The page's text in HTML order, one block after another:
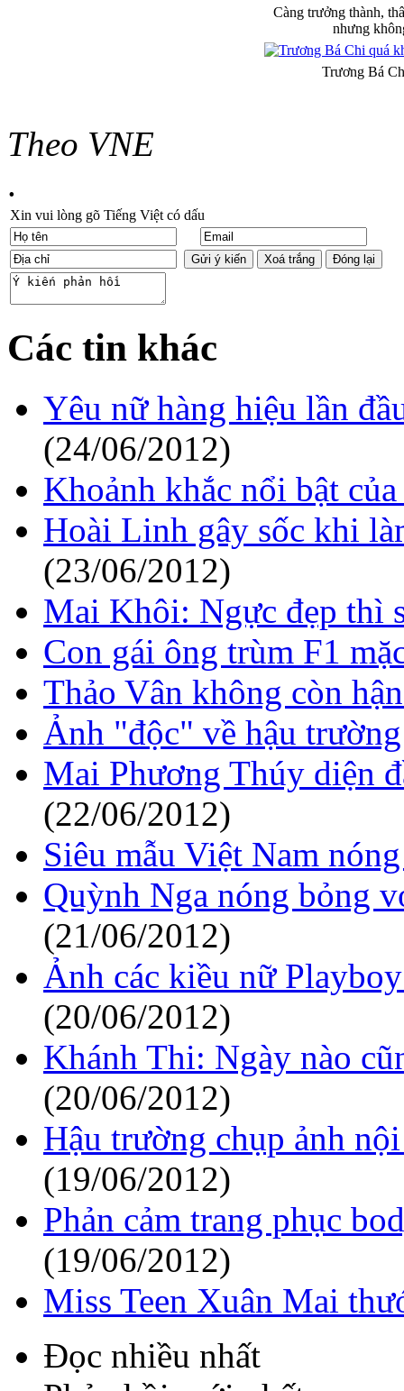
Càng trưởng thành,
nhưng
Trương Bá
Theo VNE
.
Xin vui lòng gõ Tiếng Việt có dấu
Các tin khác
Yêu nữ hàng hiệu lần
(24/06/2012)
Khoảnh khắc nổi bật
Hoài Linh gây sốc khi
(23/06/2012)
Mai Khôi: Ngực đẹp thì
Con gái ông trùm F1
Thảo Vân không còn
Ảnh "độc" về hậu
Mai Phương Thúy diện
(22/06/2012)
Siêu mẫu Việt Nam
Quỳnh Nga nóng bỏng
(21/06/2012)
Ảnh các kiều nữ
(20/06/2012)
Khánh Thi: Ngày nào
(20/06/2012)
Hậu trường chụp ảnh
(19/06/2012)
Phản cảm trang phục
(19/06/2012)
Miss Teen Xuân Mai
Đọc nhiều nhất